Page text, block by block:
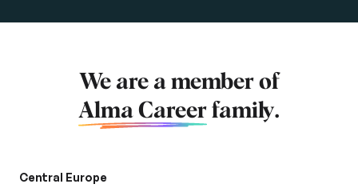
We are a member of
Alma Career family.
Central Europe